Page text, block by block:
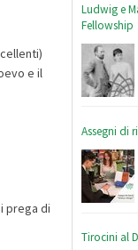
Ludwig e
Fellowship
Assegni di
Tirocini al
e il
prega di